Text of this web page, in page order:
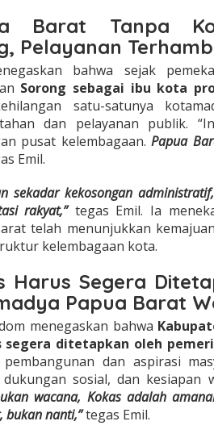
Barat Tanpa
Pelayanan
bahwa sejak
Sorong sebagai ibu kota
satu-satunya
dan pelayanan publik.
pusat kelembagaan.Papua
Emil.
sekadar kekosongan
rakyat,”tegas Emil. Ia
telah menunjukkan
kelembagaan kota.
Harus Segera
Papua Barat
menegaskan bahwa
segera ditetapkan oleh
pembangunan dan aspirasi
sosial, dan kesiapan
wacana, Kokas adalah
bukan nanti,”tegas Emil.